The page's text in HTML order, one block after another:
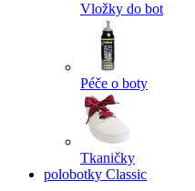
Vložky do bot
Péče o boty
Tkaničky
polobotky Classic